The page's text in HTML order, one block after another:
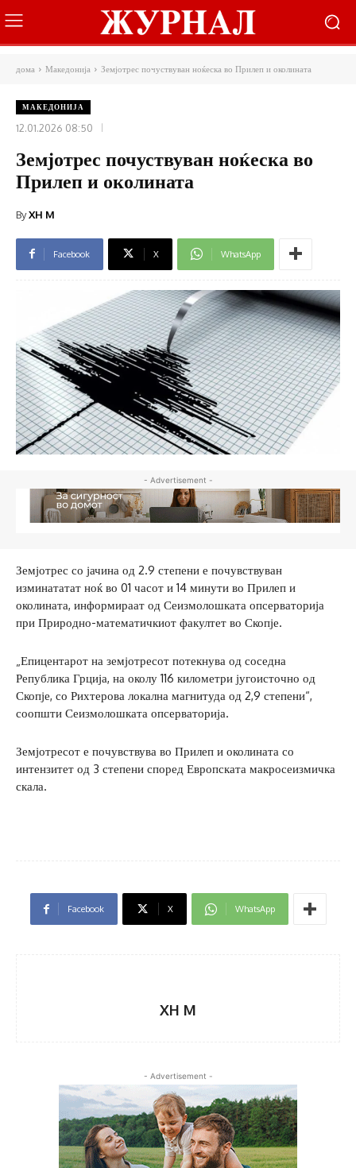
дома Македонија Земјотрес почуствуван ноќеска во Прилеп и околината
МАКЕДОНИЈА
12.01.2026 08:50
Земјотрес почуствуван ноќеска во
Прилеп и околината
ByXH M
Facebook X WhatsApp
- Advertisement -
Земјотрес со јачина од 2.9 степени е почувствуван
изминататат ноќ во 01 часот и 14 минути во Прилеп и
околината, информираат од Сеизмолошката опсерваторија
при Природно-математичкиот факултет во Скопје.
„Епицентарот на земјотресот потекнува од соседна
Република Грција, на околу 116 километри југоисточно од
Скопје, со Рихтерова локална магнитуда од 2,9 степени“,
соопшти Сеизмолошката опсерваторија.
Земјотресот е почувствува во Прилеп и околината со
интензитет од 3 степени според Европската макросеизмичка
скала.
Facebook X WhatsApp
XH M
- Advertisement -